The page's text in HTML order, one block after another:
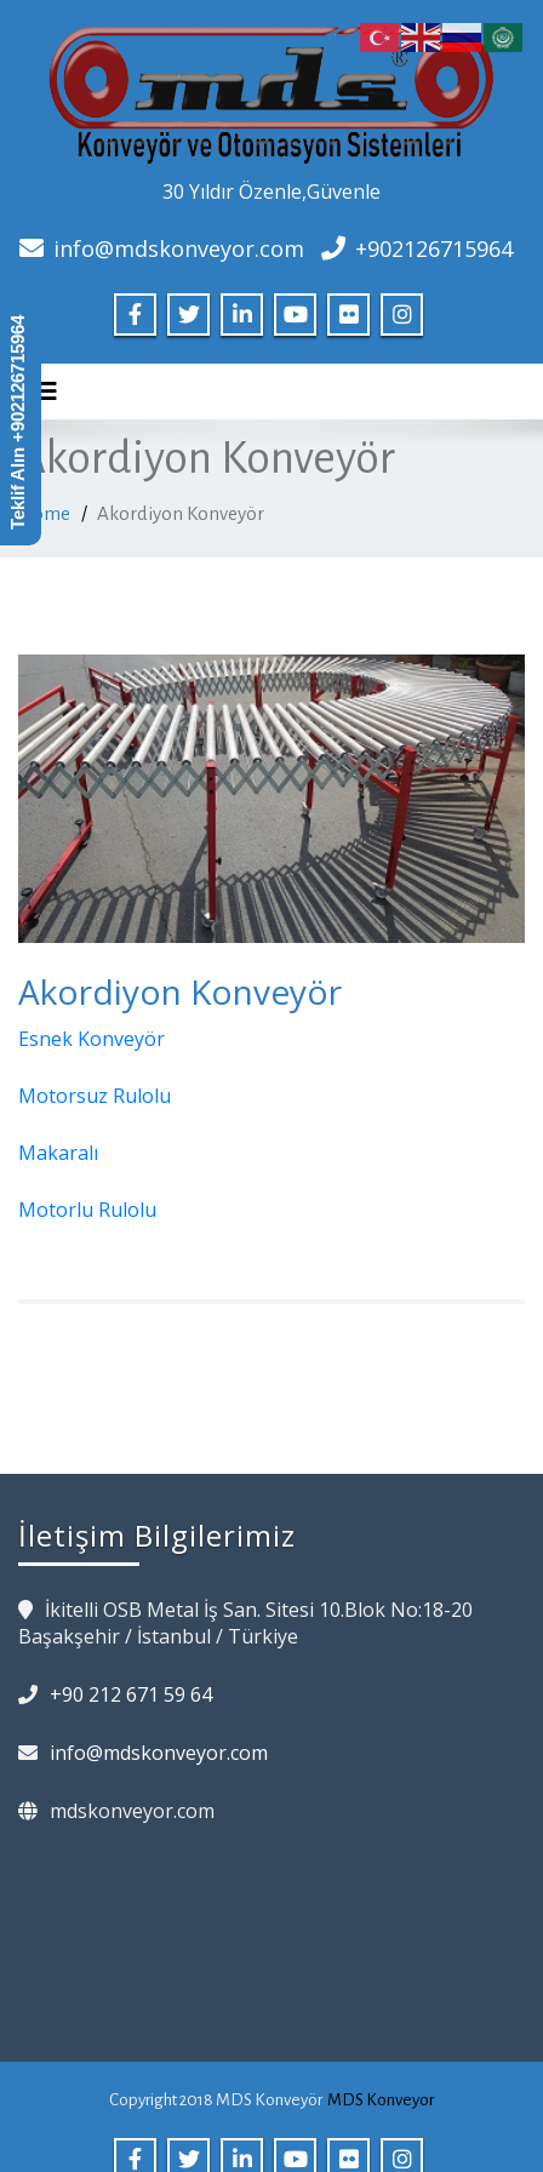
30 Yıldır Özenle,Güvenle
info@mdskonveyor.com +902126715964
Toggle navigation
Akordiyon Konveyör
Home Akordiyon Konveyör
Akordiyon Konveyör
Esnek Konveyör
Motorsuz Rulolu
Makaralı
Motorlu Rulolu
İletişim Bilgilerimiz
İkitelli OSB Metal İş San. Sitesi 10.Blok No:18-20
Başakşehir / İstanbul / Türkiye
+90 212 671 59 64
info@mdskonveyor.com
mdskonveyor.com
Copyright 2018 MDS Konveyör MDS Konveyor
Teklif Alın +902126715964